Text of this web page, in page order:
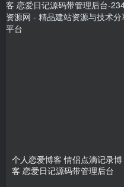
个人恋爱博客 情侣点滴记录博
客 恋爱日记源码带管理后台